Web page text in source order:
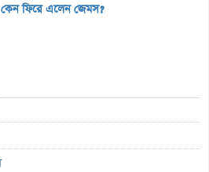
ফিরে এলেন জেমস?